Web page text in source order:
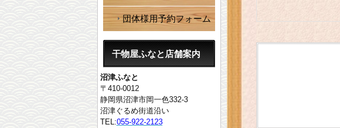
団体様用予約フォーム
干物屋ふなと店舗案内
沼津ふなと
〒410-0012
静岡県沼津市岡一色332-3
沼津ぐるめ街道沿い
TEL:055-922-2123